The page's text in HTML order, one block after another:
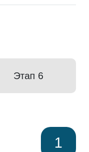
Этап 6
1